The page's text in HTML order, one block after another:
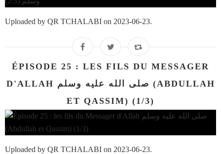
Uploaded by QR TCHALABI on 2023-06-23.
ÉPISODE 25 : LES FILS DU MESSAGER
D'ALLAH صلى الله عليه وسلم (ABDULLAH
ET QASSIM) (1/3)
Uploaded by QR TCHALABI on 2023-06-23.